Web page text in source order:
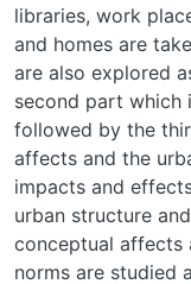
libraries, work
and homes are
are also explored
second part which
followed by the
affects and the
impacts and
urban structure
conceptual affects
norms are studied